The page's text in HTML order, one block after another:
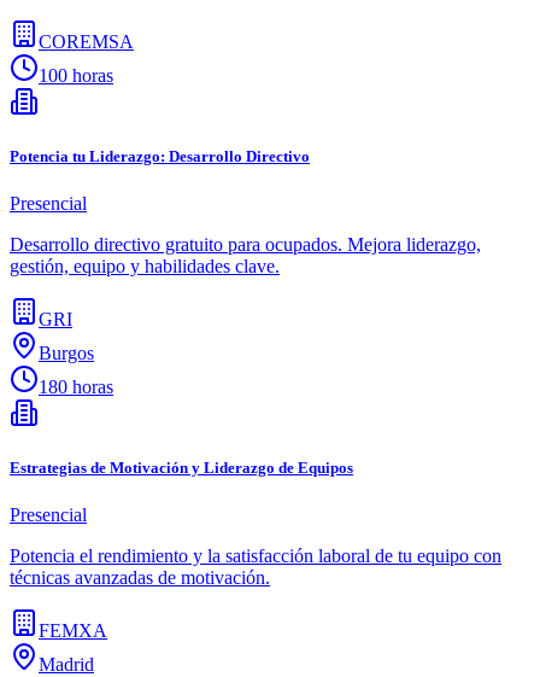
COREMSA
100 horas
Potencia tu Liderazgo: Desarrollo Directivo
Presencial
Desarrollo directivo gratuito para ocupados. Mejora liderazgo,
gestión, equipo y habilidades clave.
GRI
Burgos
180 horas
Estrategias de Motivación y Liderazgo de Equipos
Presencial
Potencia el rendimiento y la satisfacción laboral de tu equipo con
técnicas avanzadas de motivación.
FEMXA
Madrid